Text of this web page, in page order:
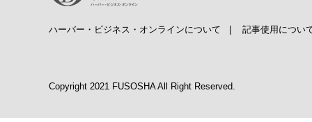
ハーバー・ビジネス・オンラインについて 記事使用につい
Copyright 2021 FUSOSHA All Right Reserved.